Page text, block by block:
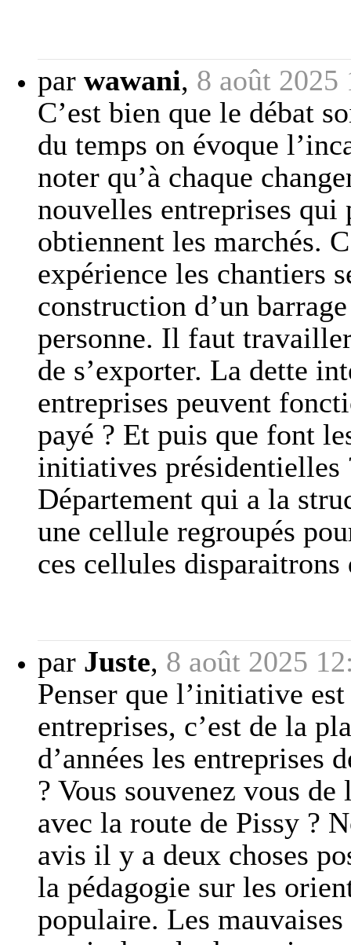
par wawani, 8 août 2025
C’est bien que le débat
du temps on évoque
noter qu’à chaque
nouvelles entreprises qui
obtiennent les marchés.
expérience les chantiers
construction d’un
personne. Il faut
de s’exporter. La dette
entreprises peuvent
payé ? Et puis que font
initiatives présidentielles
Département qui a la
une cellule regroupés
ces cellules
par Juste, 8 août 2025
Penser que l’initiative
entreprises, c’est de la
d’années les entreprises
? Vous souvenez vous
avec la route de Pissy ?
avis il y a deux choses
la pédagogie sur les
populaire. Les